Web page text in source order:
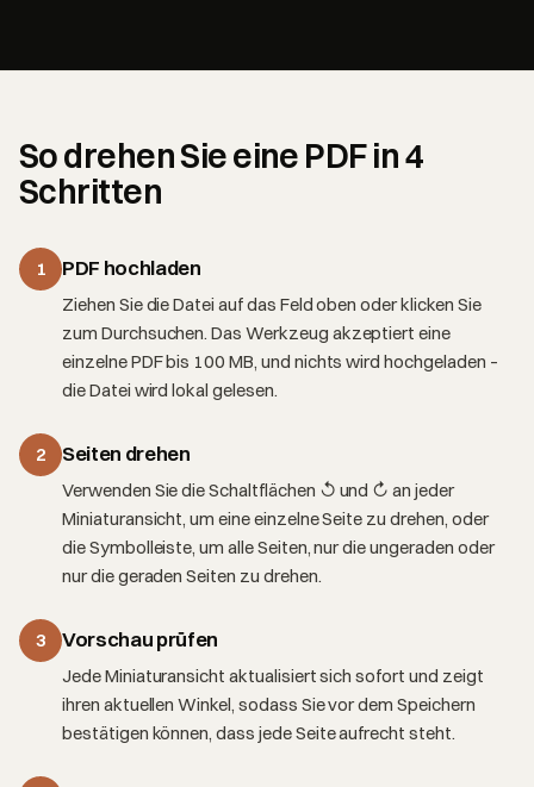
So drehen Sie eine PDF in 4
Schritten
1 PDF hochladen
Ziehen Sie die Datei auf das Feld oben oder klicken Sie
zum Durchsuchen. Das Werkzeug akzeptiert eine
einzelne PDF bis 100 MB, und nichts wird hochgeladen –
die Datei wird lokal gelesen.
2 Seiten drehen
Verwenden Sie die Schaltflächen ↺ und ↻ an jeder
Miniaturansicht, um eine einzelne Seite zu drehen, oder
die Symbolleiste, um alle Seiten, nur die ungeraden oder
nur die geraden Seiten zu drehen.
3 Vorschau prüfen
Jede Miniaturansicht aktualisiert sich sofort und zeigt
ihren aktuellen Winkel, sodass Sie vor dem Speichern
bestätigen können, dass jede Seite aufrecht steht.